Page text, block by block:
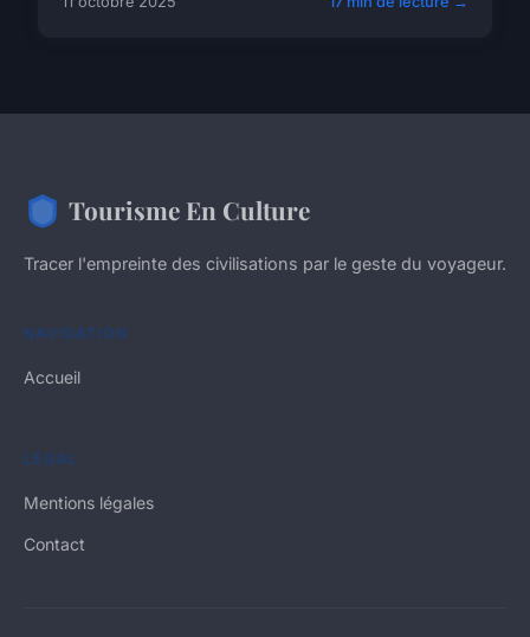
Tourisme En Culture
Tracer l'empreinte des civilisations par le geste du voyageur.
NAVIGATION
Accueil
LÉGAL
Mentions légales
Contact